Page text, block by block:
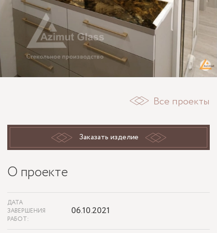
Все проекты
Заказать изделие
О проекте
ДАТА
ЗАВЕРШЕНИЯ
РАБОТ:
06.10.2021